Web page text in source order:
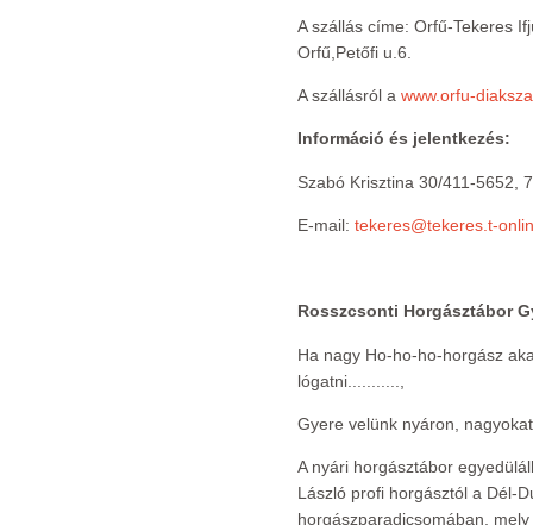
A szállás címe: Orfű-Tekeres
Orfű,Petőfi u.6.
A szállásról a www.orfu-
Információ és jelentkezés:
Szabó Krisztina 30/411-5652,
E-mail: tekeres@tekeres.t-
Rosszcsonti Horgásztábor
Ha nagy Ho-ho-ho-horgász
lógatni...........,
Gyere velünk nyáron,
A nyári horgásztábor
László profi horgásztól a Dél-
horgászparadicsomában,